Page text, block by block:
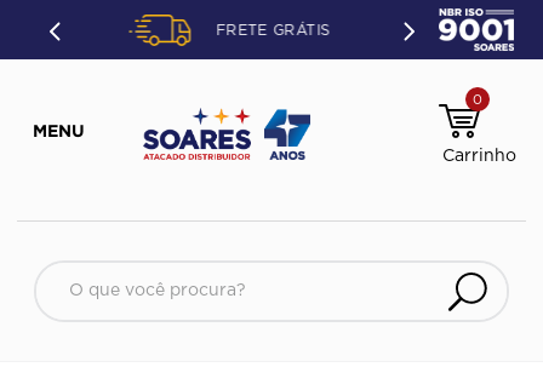
FRETE GRÁTIS
0
O que você procura?